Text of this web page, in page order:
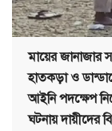
মায়ের
হাতকড়া ও
আইনি পদক্ষেপ
ঘটনায় দায়ীদের